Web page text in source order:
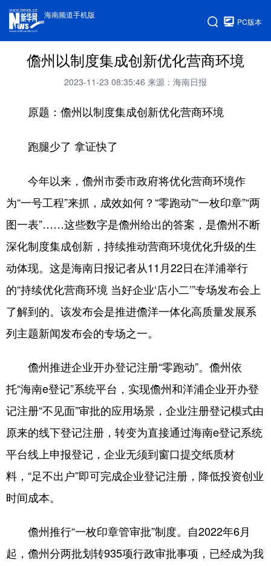
海南频道手机版
PC版本
儋州以制度集成创新优化营商环境
2023-11-23 08:35:46 来源：海南日报
原题：儋州以制度集成创新优化营商环境
跑腿少了 拿证快了
今年以来，儋州市委市政府将优化营商环境作
为“一号工程”来抓，成效如何？“零跑动”“一枚印章”“两
图一表”……这些数字是儋州给出的答案，是儋州不断
深化制度集成创新，持续推动营商环境优化升级的生
动体现。这是海南日报记者从11月22日在洋浦举行
的“持续优化营商环境 当好企业‘店小二’”专场发布会上
了解到的。该发布会是推进儋洋一体化高质量发展系
列主题新闻发布会的专场之一。
儋州推进企业开办登记注册“零跑动”。儋州依
托“海南e登记”系统平台，实现儋州和洋浦企业开办登
记注册“不见面”审批的应用场景，企业注册登记模式由
原来的线下登记注册，转变为直接通过海南e登记系统
平台线上申报登记，企业无须到窗口提交纸质材
料，“足不出户”即可完成企业登记注册，降低投资创业
时间成本。
儋州推行“一枚印章管审批”制度。自2022年6月
起，儋州分两批划转935项行政审批事项，已经成为我